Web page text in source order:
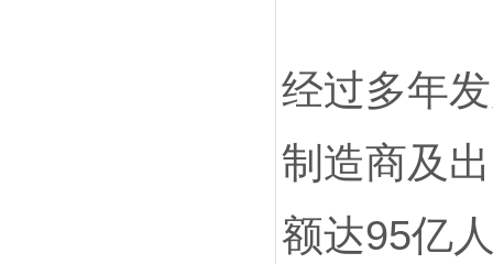
经过多年
制造商及
额达95亿